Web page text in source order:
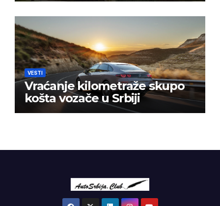
VESTI
Vraćanje kilometraže skupo
košta vozače u Srbiji